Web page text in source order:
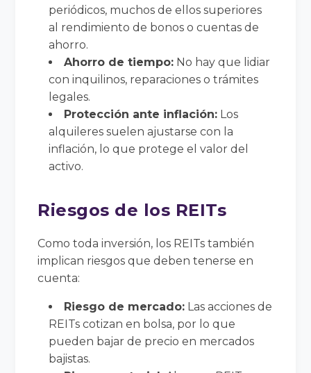
periódicos, muchos de ellos superiores
al rendimiento de bonos o cuentas de
ahorro.
Ahorro de tiempo: No hay que lidiar
con inquilinos, reparaciones o trámites
legales.
Protección ante inflación: Los
alquileres suelen ajustarse con la
inflación, lo que protege el valor del
activo.
Riesgos de los REITs
Como toda inversión, los REITs también
implican riesgos que deben tenerse en
cuenta:
Riesgo de mercado: Las acciones de
REITs cotizan en bolsa, por lo que
pueden bajar de precio en mercados
bajistas.